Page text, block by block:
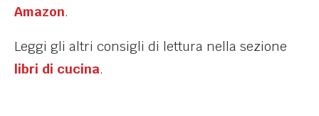
Amazon.
Leggi gli altri consigli di lettura nella sezione
libri di cucina.